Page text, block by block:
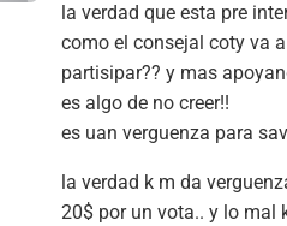
la verdad que esta pre
como el consejal coty va
partisipar?? y mas
es algo de no creer!!
es uan verguenza para
la verdad k m da
20$ por un vota.. y lo mal